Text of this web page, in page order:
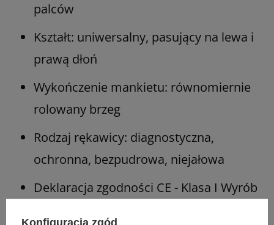
palców
Kształt: uniwersalny, pasujący na lewa i
prawą dłoń
Wykończenie mankietu: równomiernie
rolowany brzeg
Rodzaj rękawicy: diagnostyczna,
ochronna, bezpudrowa, niejałowa
Deklaracja zgodności CE - Klasa I Wyrób